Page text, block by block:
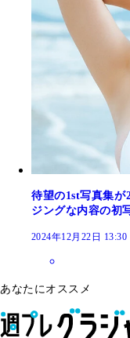
待望の1st写真集
ジングな内容の初
2024年12月22日 13:30
あなたにオススメ